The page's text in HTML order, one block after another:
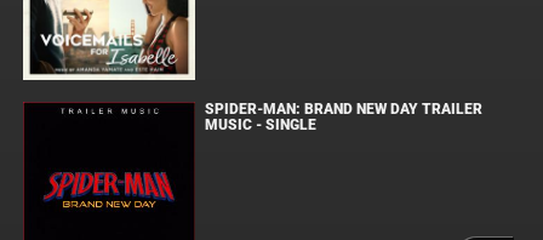
SPIDER-MAN: BRAND NEW DAY TRAILER
MUSIC - SINGLE